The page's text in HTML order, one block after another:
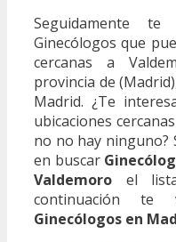
Seguidamente
Ginecólogos que
cercanas a
provincia de
Madrid. ¿Te
ubicaciones
no no hay ninguno?
en buscar
Valdemoro el
continuación
Ginecólogos en